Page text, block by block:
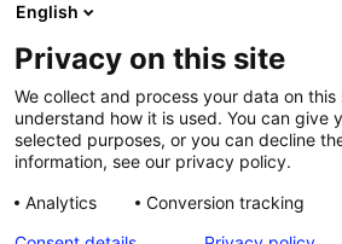
SHOP
SERVICE & SUPPORT
DEICHMAN-FUCHS VERLAG
English
Privacy on this site
We collect and process your data on
understand how it is used. You can give
selected purposes, or you can decline
information, see our privacy policy.
Analytics
Conversion tracking